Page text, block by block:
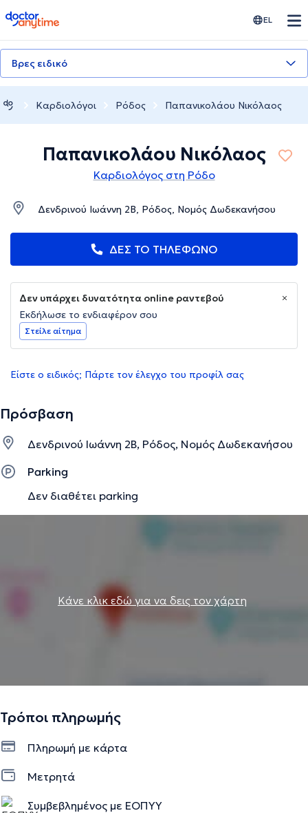
doctoranytime EL
Βρες ειδικό
Καρδιολόγοι Ρόδος Παπανικολάου Νικόλαος
Παπανικολάου Νικόλαος
Καρδιολόγος στη Ρόδο
Δενδρινού Ιωάννη 2Β, Ρόδος, Νομός Δωδεκανήσου
ΔΕΣ ΤΟ ΤΗΛΕΦΩΝΟ
Δεν υπάρχει δυνατότητα online ραντεβού
Εκδήλωσε το ενδιαφέρον σου
Στείλε αίτημα
Είστε ο ειδικός; Πάρτε τον έλεγχο του προφίλ σας
Πρόσβαση
Δενδρινού Ιωάννη 2Β, Ρόδος, Νομός Δωδεκανήσου
Parking
Δεν διαθέτει parking
Κάνε κλικ εδώ για να δεις τον χάρτη
Τρόποι πληρωμής
Πληρωμή με κάρτα
Μετρητά
Συμβεβλημένος με ΕΟΠΥΥ